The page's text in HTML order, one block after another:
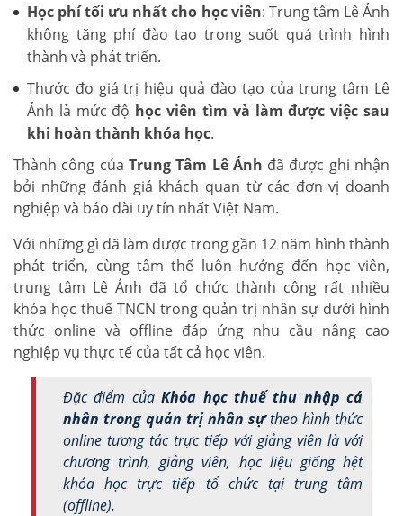
Học phí tối ưu nhất cho học viên: Trung tâm Lê Ánh
không tăng phí đào tạo trong suốt quá trình hình
thành và phát triển.
Thước đo giá trị hiệu quả đào tạo của trung tâm Lê
Ánh là mức độ học viên tìm và làm được việc sau
khi hoàn thành khóa học.
Thành công của Trung Tâm Lê Ánh đã được ghi nhận
bởi những đánh giá khách quan từ các đơn vị doanh
nghiệp và báo đài uy tín nhất Việt Nam.
Với những gì đã làm được trong gần 12 năm hình thành
phát triển, cùng tâm thế luôn hướng đến học viên,
trung tâm Lê Ánh đã tổ chức thành công rất nhiều
khóa học thuế TNCN trong quản trị nhân sự dưới hình
thức online và offline đáp ứng nhu cầu nâng cao
nghiệp vụ thực tế của tất cả học viên.
Đặc điểm củaKhóa học thuế thu nhập cá
nhân trong quản trị nhân sựtheo hình thức
online tương tác trực tiếp với giảng viên là với
chương trình, giảng viên, học liệu giống hệt
khóa học trực tiếp tổ chức tại trung tâm
(offline).